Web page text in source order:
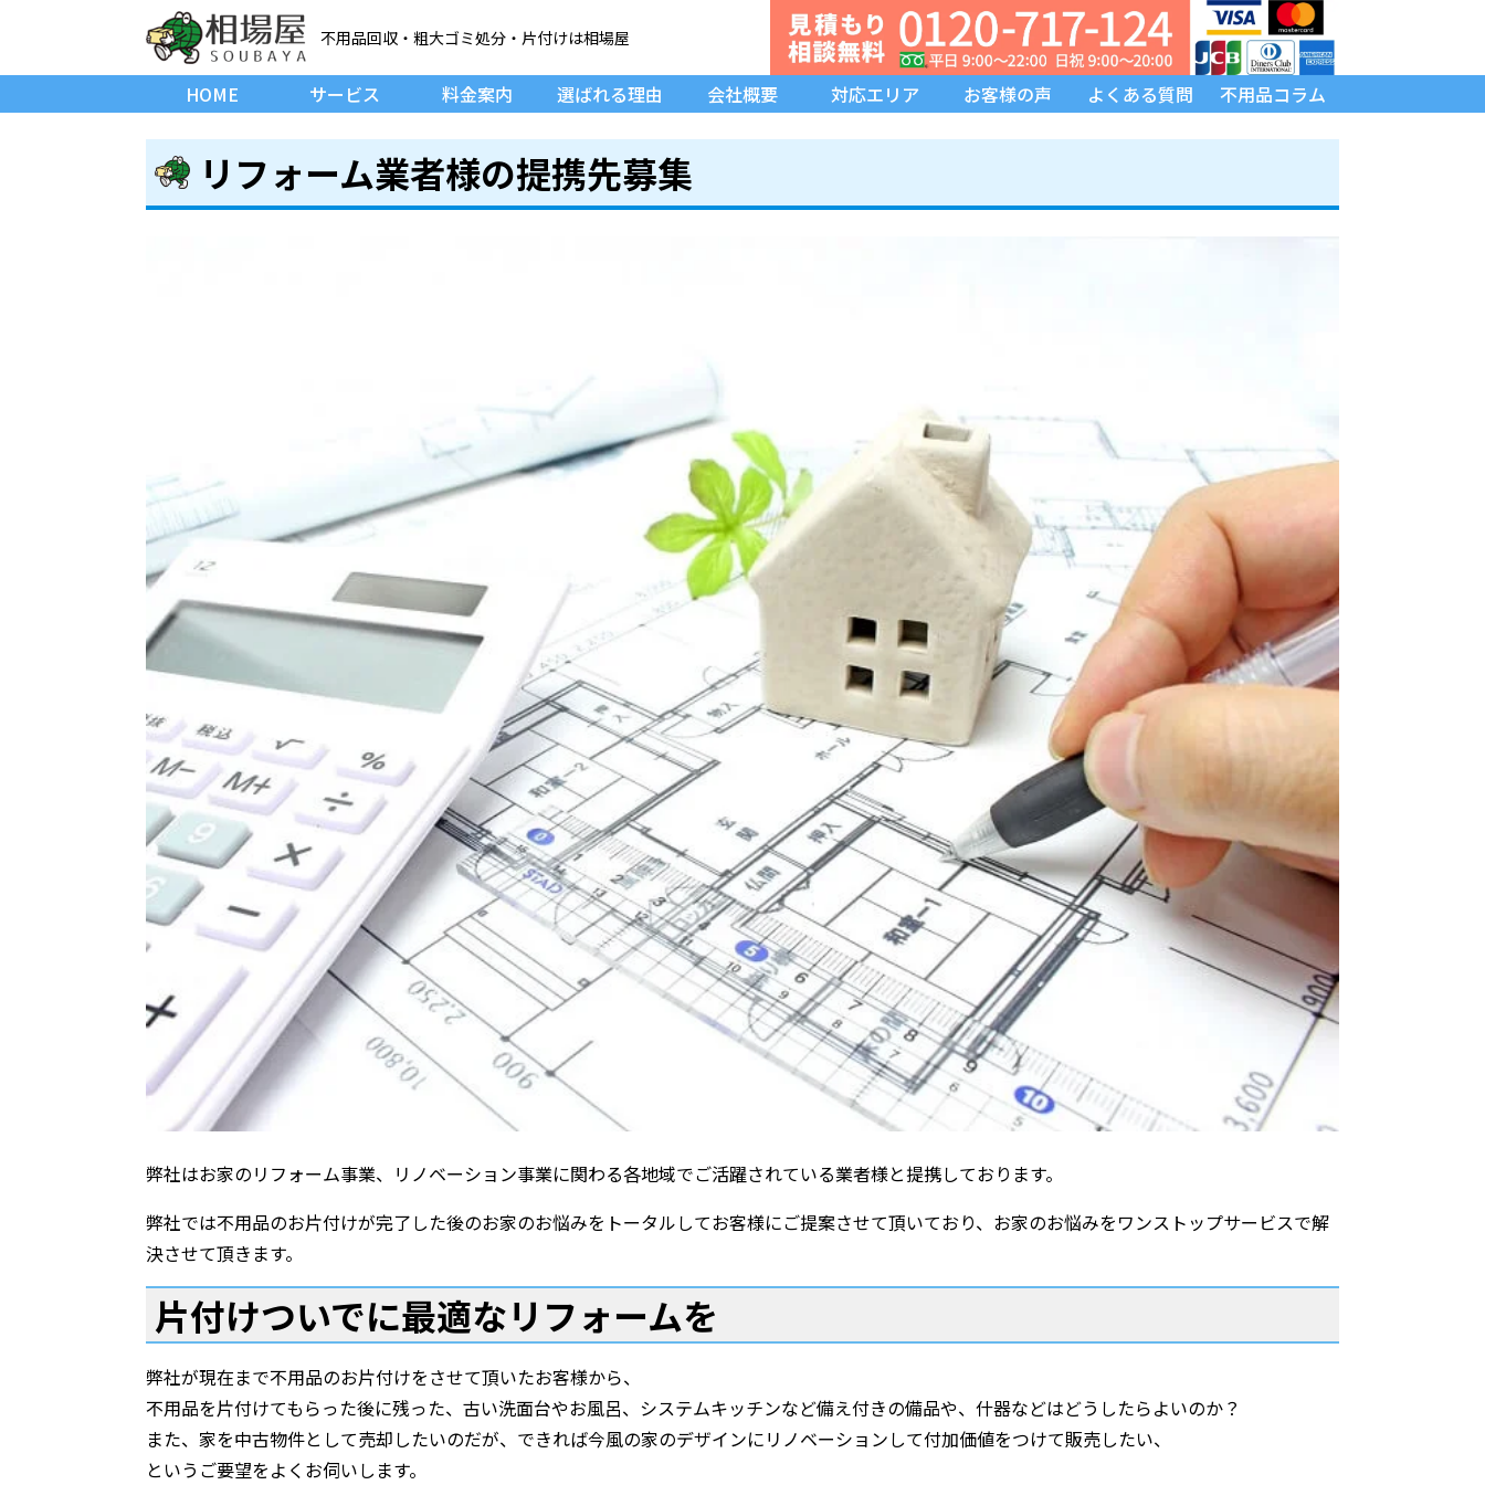
不用品回収・粗大ゴミ処分・片付けは相場屋
HOME サービス 料金案内 選ばれる理由 会社概要 対応エリア お客様の声 よくある質問 不用品コラム
リフォーム業者様の提携先募集
弊社はお家のリフォーム事業、リノベーション事業に関わる各地域でご活躍されている業者様と提携しております。
弊社では不用品のお片付けが完了した後のお家のお悩みをトータルしてお客様にご提案させて頂いており、お家のお悩みをワンストップサービスで解
決させて頂きます。
片付けついでに最適なリフォームを
弊社が現在まで不用品のお片付けをさせて頂いたお客様から、
不用品を片付けてもらった後に残った、古い洗面台やお風呂、システムキッチンなど備え付きの備品や、什器などはどうしたらよいのか？
また、家を中古物件として売却したいのだが、できれば今風の家のデザインにリノベーションして付加価値をつけて販売したい、
というご要望をよくお伺いします。